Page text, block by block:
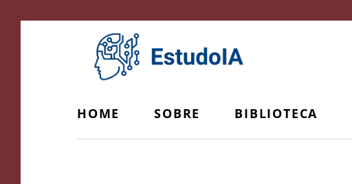
HOME SOBRE BIBLIOTECA